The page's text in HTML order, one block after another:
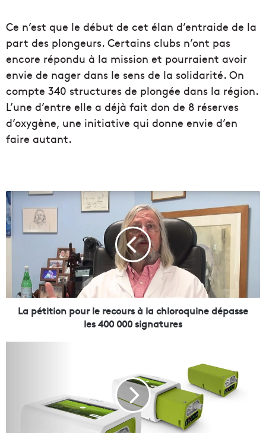
Ce n’est que le début de cet élan d’entraide de la
part des plongeurs. Certains clubs n’ont pas
encore répondu à la mission et pourraient avoir
envie de nager dans le sens de la solidarité. On
compte 340 structures de plongée dans la région.
L’une d’entre elle a déjà fait don de 8 réserves
d’oxygène, une initiative qui donne envie d’en
faire autant.
L
a
p
é
o
La pétition pour le recours à la chloroquine dépasse
les 400 000 signatures